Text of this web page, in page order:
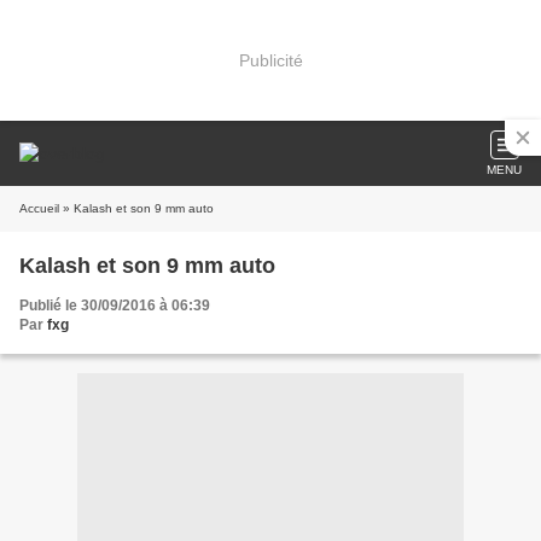
Publicité
MENU
Accueil » Kalash et son 9 mm auto
Kalash et son 9 mm auto
Publié le 30/09/2016 à 06:39
Par fxg